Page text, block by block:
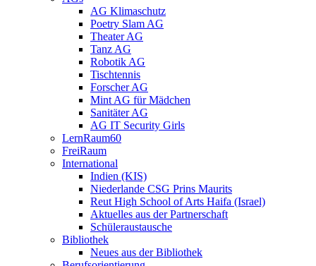
AG Klimaschutz
Poetry Slam AG
Theater AG
Tanz AG
Robotik AG
Tischtennis
Forscher AG
Mint AG für Mädchen
Sanitäter AG
AG IT Security Girls
LernRaum60
FreiRaum
International
Indien (KIS)
Niederlande CSG Prins Maurits
Reut High School of Arts Haifa (Israel)
Aktuelles aus der Partnerschaft
Schüleraustausche
Bibliothek
Neues aus der Bibliothek